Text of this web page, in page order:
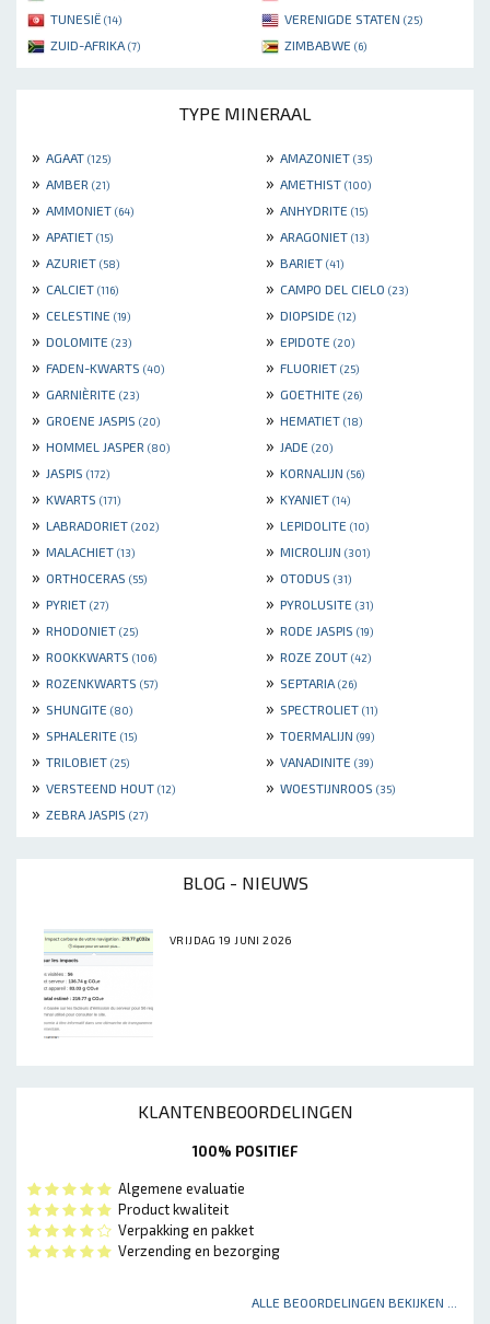
TUNESIË (14) VERENIGDE STATEN (25)
ZUID-AFRIKA (7) ZIMBABWE (6)
TYPE MINERAAL
» AGAAT (125) » AMAZONIET (35)
» AMBER (21) » AMETHIST (100)
» AMMONIET (64) » ANHYDRITE (15)
» APATIET (15) » ARAGONIET (13)
» AZURIET (58) » BARIET (41)
» CALCIET (116) » CAMPO DEL CIELO (23)
» CELESTINE (19) » DIOPSIDE (12)
» DOLOMITE (23) » EPIDOTE (20)
» FADEN-KWARTS (40) » FLUORIET (25)
» GARNIÈRITE (23) » GOETHITE (26)
» GROENE JASPIS (20) » HEMATIET (18)
» HOMMEL JASPER (80) » JADE (20)
» JASPIS (172) » KORNALIJN (56)
» KWARTS (171) » KYANIET (14)
» LABRADORIET (202) » LEPIDOLITE (10)
» MALACHIET (13) » MICROLIJN (301)
» ORTHOCERAS (55) » OTODUS (31)
» PYRIET (27) » PYROLUSITE (31)
» RHODONIET (25) » RODE JASPIS (19)
» ROOKKWARTS (106) » ROZE ZOUT (42)
» ROZENKWARTS (57) » SEPTARIA (26)
» SHUNGITE (80) » SPECTROLIET (11)
» SPHALERITE (15) » TOERMALIJN (99)
» TRILOBIET (25) » VANADINITE (39)
» VERSTEEND HOUT (12) » WOESTIJNROOS (35)
» ZEBRA JASPIS (27)
BLOG - NIEUWS
VRIJDAG 19 JUNI 2026
KLANTENBEOORDELINGEN
100% POSITIEF
Algemene evaluatie
Product kwaliteit
Verpakking en pakket
Verzending en bezorging
ALLE BEOORDELINGEN BEKIJKEN ...